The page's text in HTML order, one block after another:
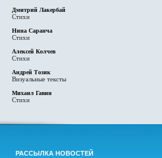
Дмитрий Лакербай
Стихи
Нина Саранча
Стихи
Алексей Колчев
Стихи
Андрей Тозик
Визуальные тексты
Михаил Гавин
Стихи
РАССЫЛКА НОВОСТЕЙ